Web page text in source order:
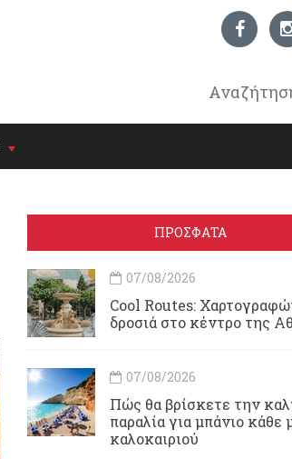
ΠΡΟΣΦΑΤΑ
07/08/2026
Cool Routes:
δροσιά στο κέντρο της
07/08/2026
Πώς θα βρίσκετε την
παραλία για μπάνιο κάθε
καλοκαιριού